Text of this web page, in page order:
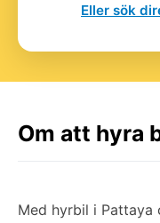
Eller sök
Om att hyra
Med hyrbil i Pattaya